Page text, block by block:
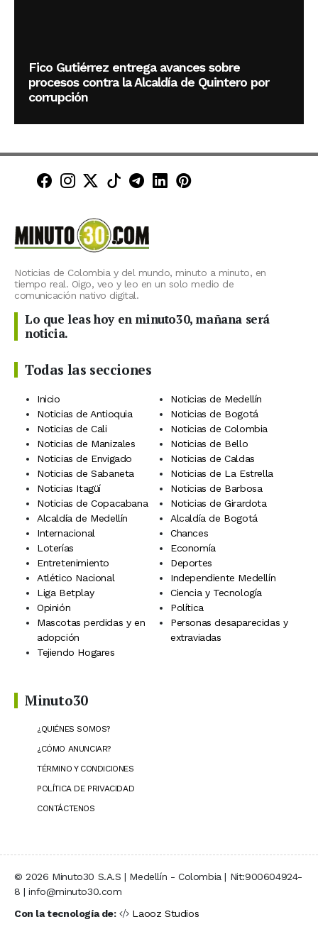
Fico Gutiérrez entrega avances sobre
procesos contra la Alcaldía de Quintero por
corrupción
Minuto30 en Facebook
Minuto30 en Instagram
Minuto30 en X (Twitter)
Minuto30 en TikTok
Canal de Minuto30 en
Minuto30 en LinkedIn
Minuto30 en
Noticias de Colombia y del mundo, minuto a minuto, en
tiempo real. Oigo, veo y leo en un solo medio de
comunicación nativo digital.
Lo que leas hoy en minuto30, mañana será
noticia.
Todas las secciones
Inicio
Noticias de Medellín
Noticias de Antioquia
Noticias de Bogotá
Noticias de Cali
Noticias de Colombia
Noticias de Manizales
Noticias de Bello
Noticias de Envigado
Noticias de Caldas
Noticias de Sabaneta
Noticias de La Estrella
Noticias Itagüí
Noticias de Barbosa
Noticias de Copacabana
Noticias de Girardota
Alcaldía de Medellín
Alcaldía de Bogotá
Internacional
Chances
Loterías
Economía
Entretenimiento
Deportes
Atlético Nacional
Independiente Medellín
Liga Betplay
Ciencia y Tecnología
Opinión
Política
Mascotas perdidas y en
adopción
Personas desaparecidas y
extraviadas
Tejiendo Hogares
Minuto30
¿QUIÉNES SOMOS?
¿CÓMO ANUNCIAR?
TÉRMINO Y CONDICIONES
POLÍTICA DE PRIVACIDAD
CONTÁCTENOS
© 2026 Minuto30 S.A.S | Medellín - Colombia | Nit:900604924-
8 | info@minuto30.com
Con la tecnología de:
Laooz Studios